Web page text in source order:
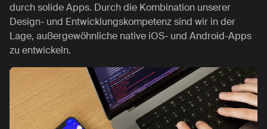
durch solide Apps. Durch die Kombination unserer
Design- und Entwicklungskompetenz sind wir in der
Lage, außergewöhnliche native iOS- und Android-Apps
zu entwickeln.